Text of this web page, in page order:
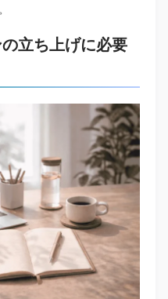
立ち上げに必要